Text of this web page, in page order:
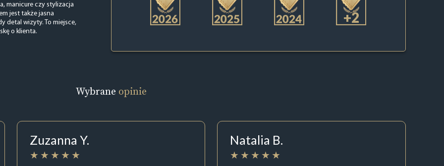
manicure czy stylizacja
jest także jasna
detal wizyty. To miejsce,
o klienta.
+2
Wybrane opinie
Zuzanna Y. Natalia B.